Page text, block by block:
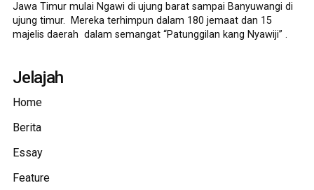
Jawa Timur mulai Ngawi di ujung barat sampai Banyuwangi di
ujung timur. Mereka terhimpun dalam 180 jemaat dan 15
majelis daerah dalam semangat “Patunggilan kang Nyawiji” .
Jelajah
Home
Berita
Essay
Feature